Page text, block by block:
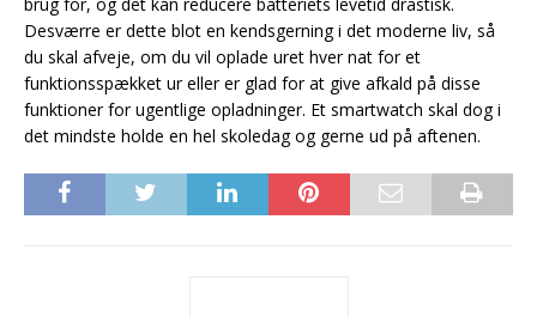
Desværre er dette blot en kendsgerning i det moderne liv, så
du skal afveje, om du vil oplade uret hver nat for et
funktionsspækket ur eller er glad for at give afkald på disse
funktioner for ugentlige opladninger. Et smartwatch skal dog i
det mindste holde en hel skoledag og gerne ud på aftenen.